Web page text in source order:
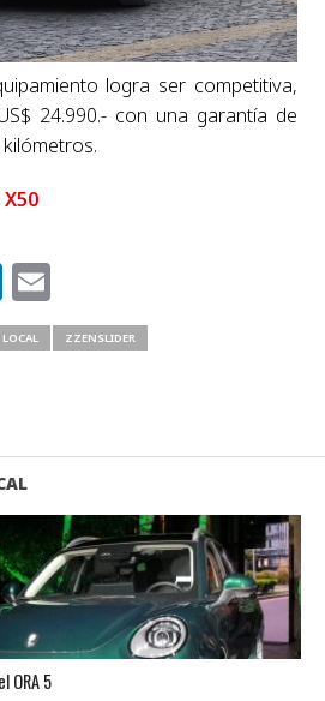
logra ser competitiva,
24.990.- con una garantía de
LinkedIn
Email
ZZENSLIDER
ORA 5